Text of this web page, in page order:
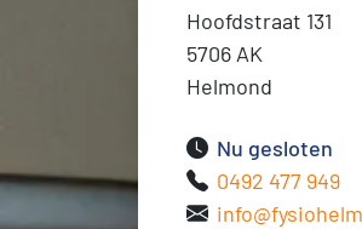
Hoofdstraat 131
5706 AK
Helmond
Nu gesloten
0492 477 949